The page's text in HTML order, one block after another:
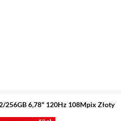
256GB 6,78" 120Hz 108Mpix Złoty